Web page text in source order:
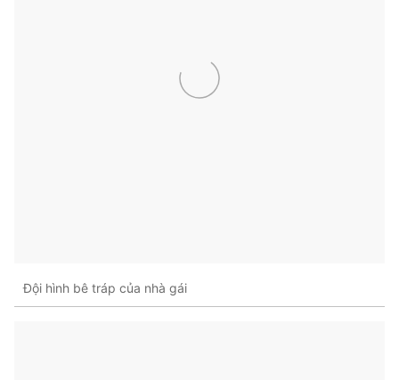
Đội hình bê tráp của nhà gái